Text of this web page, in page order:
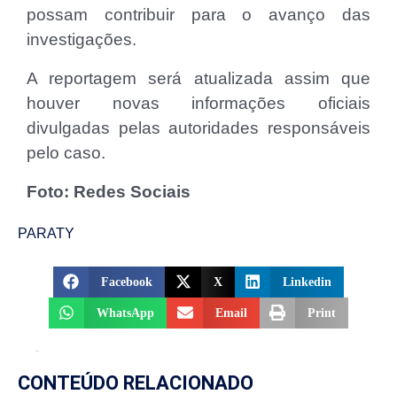
possam contribuir para o avanço das
investigações.
A reportagem será atualizada assim que
houver novas informações oficiais
divulgadas pelas autoridades responsáveis
pelo caso.
Foto: Redes Sociais
PARATY
Facebook X Linkedin
WhatsApp Email Print
CONTEÚDO RELACIONADO